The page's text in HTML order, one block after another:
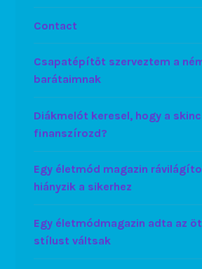
Contact
Csapatépítőt szerveztem a
barátaimnak
Diákmelót keresel, hogy a
finanszírozd?
Egy életmód magazin
hiányzik a sikerhez
Egy életmódmagazin adta az
stílust váltsak